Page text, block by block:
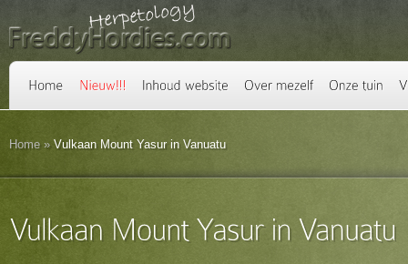
Home » Vulkaan Mount Yasur in Vanuatu